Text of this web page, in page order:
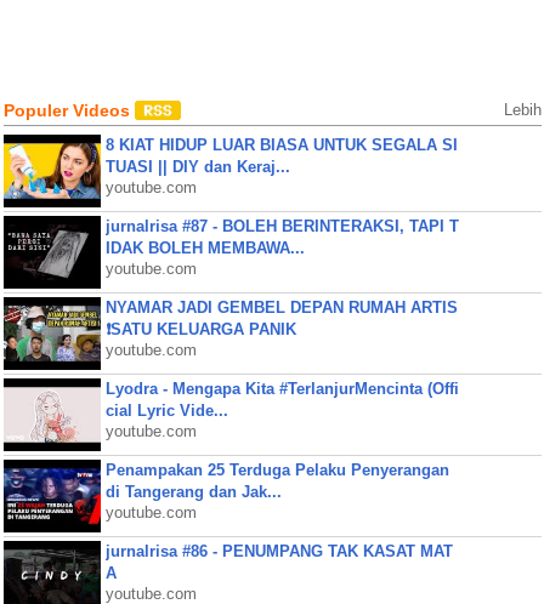
Populer Videos Lebih
8 KIAT HIDUP LUAR BIASA UNTUK SEGALA SI
TUASI || DIY dan Keraj...
youtube.com
jurnalrisa #87 - BOLEH BERINTERAKSI, TAPI T
IDAK BOLEH MEMBAWA...
youtube.com
NYAMAR JADI GEMBEL DEPAN RUMAH ARTIS
❗SATU KELUARGA PANIK
youtube.com
Lyodra - Mengapa Kita #TerlanjurMencinta (Offi
cial Lyric Vide...
youtube.com
Penampakan 25 Terduga Pelaku Penyerangan
di Tangerang dan Jak...
youtube.com
jurnalrisa #86 - PENUMPANG TAK KASAT MAT
A
youtube.com